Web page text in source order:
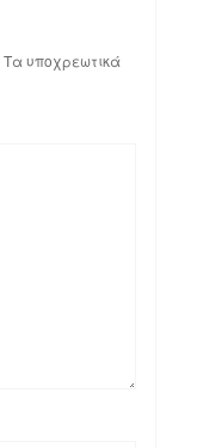
Τα υποχρεωτικά